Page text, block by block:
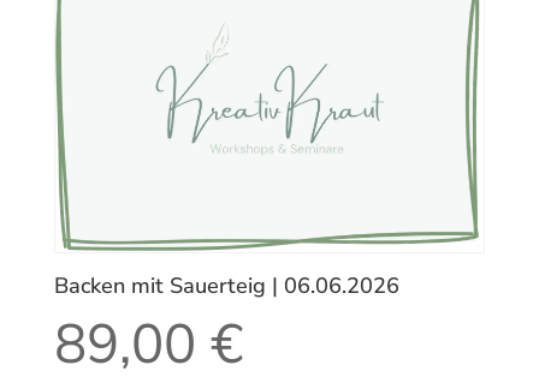
Backen mit Sauerteig | 06.06.2026
89,00 €